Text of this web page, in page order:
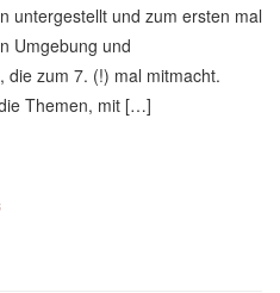
untergestellt und zum ersten mal
Umgebung und
die zum 7. (!) mal mitmacht.
Themen, mit […]